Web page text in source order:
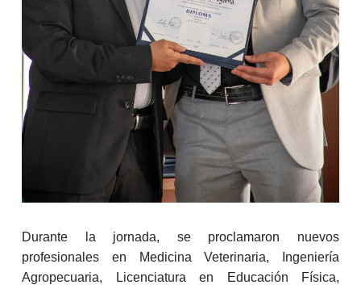
Durante la jornada, se proclamaron nuevos
profesionales en Medicina Veterinaria, Ingeniería
Agropecuaria, Licenciatura en Educación Física,